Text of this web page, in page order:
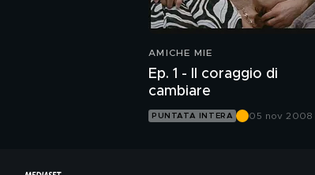
AMICHE MIE
Ep. 1 - Il coraggio di
cambiare
PUNTATA INTERA
05 nov 2008 |